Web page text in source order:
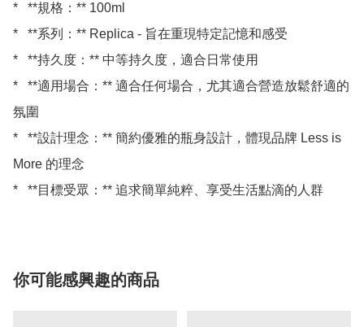
*   **規格：** 100ml
*   **系列：** Replica - 旨在重現特定記憶和感受
*   **持久度：** 中等持久度，適合日常使用
*   **適用場合：** 適合任何場合，尤其適合營造放鬆舒適的
氛圍
*   **設計理念：** 簡約優雅的瓶身設計，體現品牌 Less is
More 的理念
你可能感興趣的商品